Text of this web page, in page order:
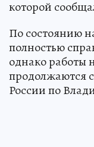
которой
По состоянию
полностью
однако работы
продолжаются
России по